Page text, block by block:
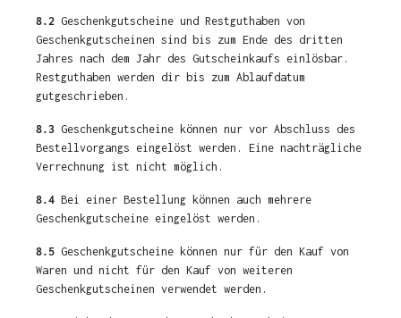
8.2 Geschenkgutscheine und Restguthaben von
Geschenkgutscheinen sind bis zum Ende des dritten
Jahres nach dem Jahr des Gutscheinkaufs einlösbar.
Restguthaben werden dir bis zum Ablaufdatum
gutgeschrieben.
8.3 Geschenkgutscheine können nur vor Abschluss des
Bestellvorgangs eingelöst werden. Eine nachträgliche
Verrechnung ist nicht möglich.
8.4 Bei einer Bestellung können auch mehrere
Geschenkgutscheine eingelöst werden.
8.5 Geschenkgutscheine können nur für den Kauf von
Waren und nicht für den Kauf von weiteren
Geschenkgutscheinen verwendet werden.